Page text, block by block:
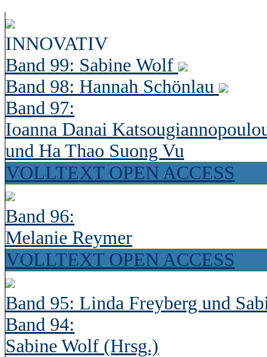
INNOVATIV
Band 99: Sabine Wolf
Band 98: Hannah Schönlau
Band 97:
Ioanna Danai
und Ha Thao Suong Vu
VOLLTEXT OPEN ACCESS
Band 96:
Melanie Reymer
VOLLTEXT OPEN ACCESS
Band 95: Linda Freyberg und
Band 94:
Sabine Wolf (Hrsg.)